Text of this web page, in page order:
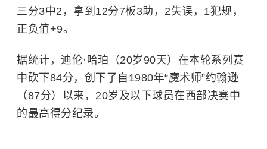
三分3中2，拿到12分7板3助，2失误，1犯规，
正负值+9。
据统计，迪伦·哈珀（20岁90天）在本轮系列赛
中砍下84分，创下了自1980年“魔术师”约翰逊
（87分）以来，20岁及以下球员在西部决赛中
的最高得分纪录。